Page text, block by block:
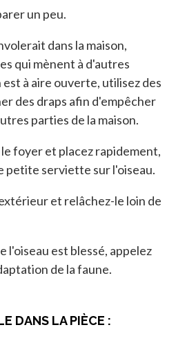
un peu.
dans la maison,
qui mènent à d'autres
est à aire ouverte, utilisez des
des draps afin d'empêcher
parties de la maison.
foyer et placez rapidement,
petite serviette sur l'oiseau.
et relâchez-le loin de
l'oiseau est blessé, appelez
de la faune.
DANS LA PIÈCE :